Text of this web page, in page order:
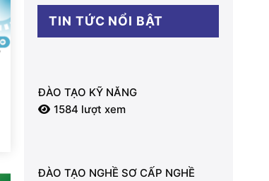
TIN TỨC NỔI BẬT
ĐÀO TẠO KỸ NĂNG
1584 lượt xem
ĐÀO TẠO NGHỀ SƠ CẤP NGHỀ